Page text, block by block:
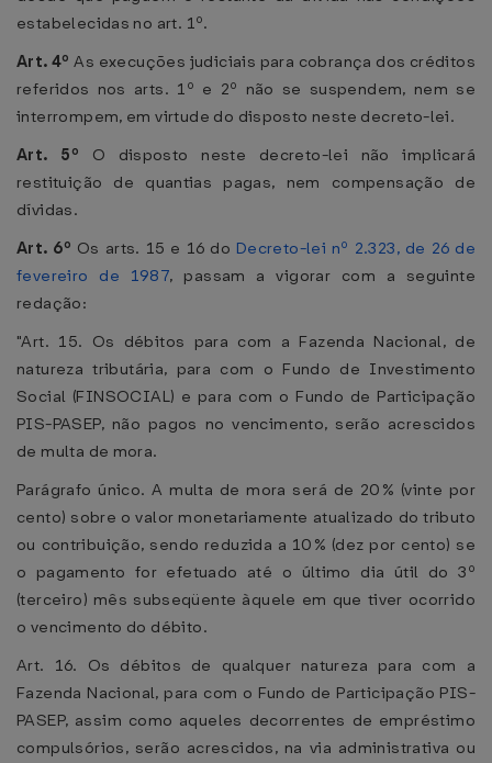
estabelecidas no art. 1º.
Art. 4ºAs execuções judiciais para cobrança dos créditos
referidos nos arts. 1º e 2º não se suspendem, nem se
interrompem, em virtude do disposto neste decreto-lei.
Art. 5º O disposto neste decreto-lei não implicará
restituição de quantias pagas, nem compensação de
dívidas.
Art. 6º Os arts. 15 e 16 do Decreto-lei nº 2.323, de 26 de
fevereiro de 1987, passam a vigorar com a seguinte
redação:
"Art. 15. Os débitos para com a Fazenda Nacional, de
natureza tributária, para com o Fundo de Investimento
Social (FINSOCIAL) e para com o Fundo de Participação
PIS-PASEP, não pagos no vencimento, serão acrescidos
de multa de mora.
Parágrafo único. A multa de mora será de 20% (vinte por
cento) sobre o valor monetariamente atualizado do tributo
ou contribuição, sendo reduzida a 10% (dez por cento) se
o pagamento for efetuado até o último dia útil do 3º
(terceiro) mês subseqüente àquele em que tiver ocorrido
o vencimento do débito.
Art. 16. Os débitos de qualquer natureza para com a
Fazenda Nacional, para com o Fundo de Participação PIS-
PASEP, assim como aqueles decorrentes de empréstimo
compulsórios, serão acrescidos, na via administrativa ou